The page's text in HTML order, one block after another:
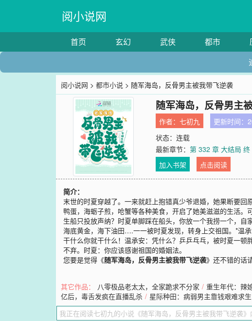
阅小说网
首页 玄幻 武侠 都市
阅小说网 >都市小说 > 随军海岛，反骨男主被我带飞逆袭
随军海岛，反骨男主
作者：七初九 更新时间：
状态：连载
最新章节：第 332 章 大结局 终
加入书架
点击阅读
简介：
末世的时夏穿越了。一来就赶上抱错真少爷退婚，她果断要
鸭蛋，海蛎子煎，呛蟹等各种美食，开启了她美滋滋的生活
生船只投放声纳？时夏单脚踩在船头，你放一个我捞一个，自
海底黄金，海下油田….一一被时夏发现，转身上交祖国。*温
干什么你就干什么！温承安：凭什么？乒乒乓乓，被时夏一
不弃。时夏：你应该感谢祖国的婚姻法。
您要是觉得《随军海岛，反骨男主被我带飞逆袭》还不错的话
其它作品： 八零极品老太太，全家跪求不分家 / 重生年代：辣
亿后，毒舌发疯在直播乱杀 / 星际种田：病弱男主靠钱艰难求生